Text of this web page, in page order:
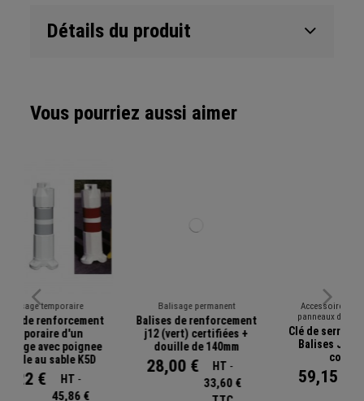
Détails du produit
Vous pourriez aussi aimer
Balisage permanent
Balises de renforcement
j12 (vert) certifiées +
douille de 140mm
28,00 €
Accessoire de fixation de
panneaux de signalisation
Clé de serrage en T pour
Balises J11 J12 ET J
59,15 €